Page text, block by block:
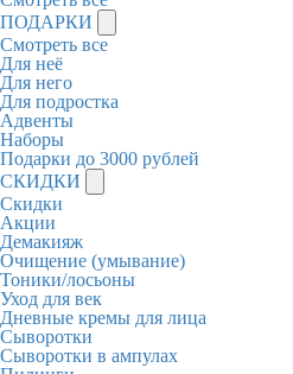
ПОДАРКИ
Смотреть все
Для неё
Для него
Для подростка
Адвенты
Наборы
Подарки до 3000 рублей
СКИДКИ
Скидки
Акции
Демакияж
Очищение (умывание)
Тоники/лосьоны
Уход для век
Дневные кремы для лица
Сыворотки
Сыворотки в ампулах